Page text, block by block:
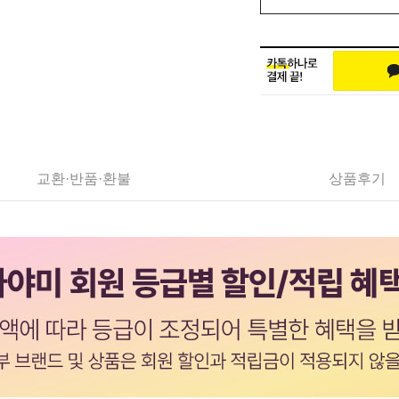
교환·반품·환불 상품후기